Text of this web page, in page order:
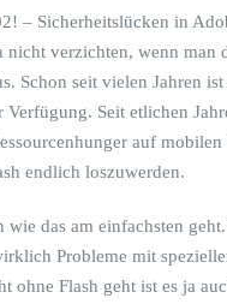
t
t
e
u
e
/
m
s
a
r
K
r
i
i
c
e
S
i
– Sicherheitslücken in
nicht verzichten, wenn
Schon seit vielen Jahren
Verfügung. Seit etlichen
auf
endlich loszuwerden.
das am einfachsten
Probleme mit
ohne Flash geht ist es ja